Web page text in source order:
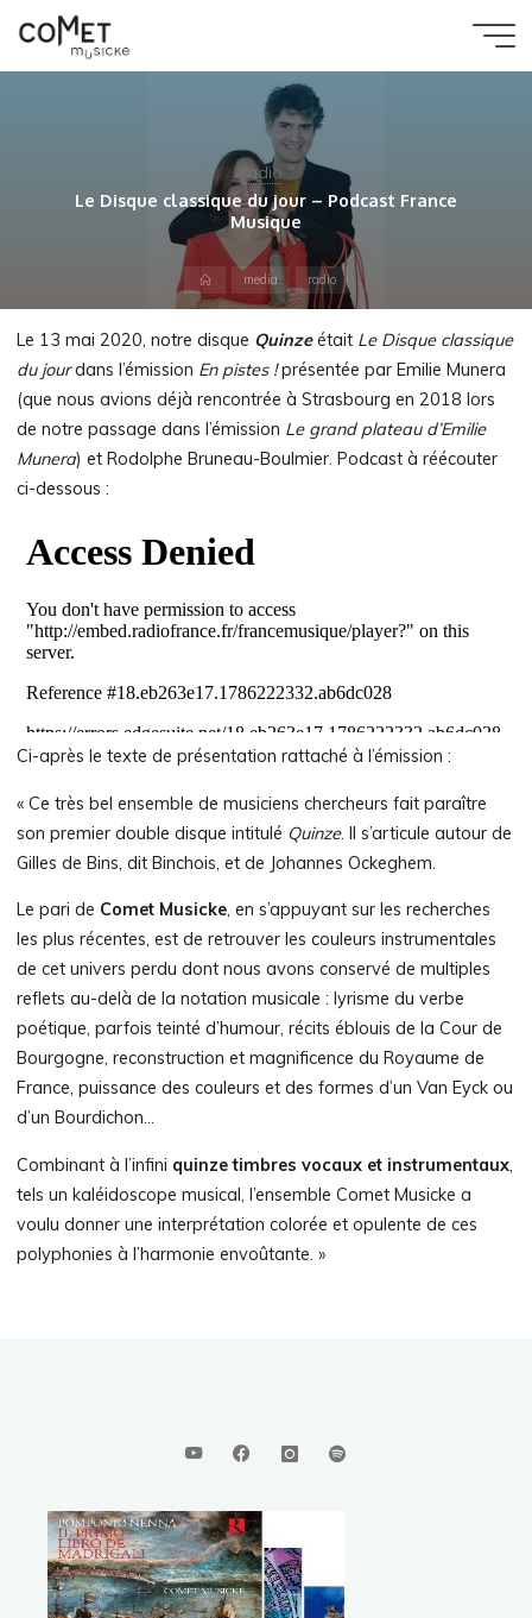
contenu
radio
Le Disque classique du jour – Podcast France
Musique
Accueilmedia radio
Le 13 mai 2020, notre disque Quinzeétait Le Disque classique
du jourdans l’émission En pistes !présentée par Emilie Munera
(que nous avions déjà rencontrée à Strasbourg en 2018 lors
de notre passage dans l’émission Le grand plateau d’Emilie
Munera) et Rodolphe Bruneau-Boulmier. Podcast à réécouter
ci-dessous :
Ci-après le texte de présentation rattaché à l’émission :
« Ce très bel ensemble de musiciens chercheurs fait paraître
son premier double disque intitulé Quinze. Il s’articule autour de
Gilles de Bins, dit Binchois, et de Johannes Ockeghem.
Le pari de Comet Musicke, en s’appuyant sur les recherches
les plus récentes, est de retrouver les couleurs instrumentales
de cet univers perdu dont nous avons conservé de multiples
reflets au-delà de la notation musicale : lyrisme du verbe
poétique, parfois teinté d’humour, récits éblouis de la Cour de
Bourgogne, reconstruction et magnificence du Royaume de
France, puissance des couleurs et des formes d’un Van Eyck ou
d’un Bourdichon…
Combinant à l’infini quinze timbres vocaux et instrumentaux,
tels un kaléidoscope musical, l’ensemble Comet Musicke a
voulu donner une interprétation colorée et opulente de ces
polyphonies à l’harmonie envoûtante. »